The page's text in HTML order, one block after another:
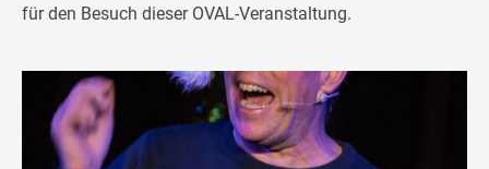
für den Besuch dieser OVAL-Veranstaltung.